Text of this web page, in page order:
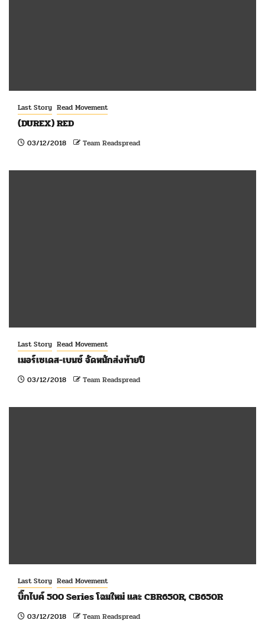
Last Story Read Movement
(DUREX) RED
03/12/2018 Team Readspread
Last Story Read Movement
เมอร์เซเดส-เบนซ์ จัดหนักส่งท้ายปี
03/12/2018 Team Readspread
Last Story Read Movement
บิ๊กไบค์ 500 Series โฉมใหม่ และ CBR650R, CB650R
03/12/2018 Team Readspread